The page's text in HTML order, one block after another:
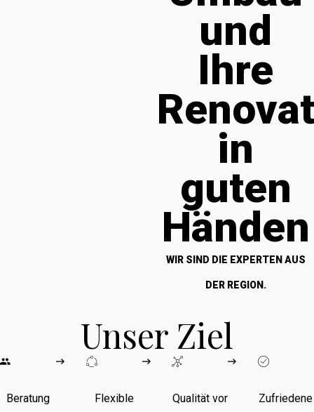
und
Ihre
in
guten
Händen
WIR SIND DIE EXPERTEN AUS
DER REGION.
Unser Ziel
Beratung
Flexible
Qualität vor
Zufriedene